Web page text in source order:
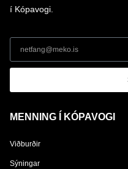
í Kópavogi.
MENNING Í KÓPAVOGI
Viðburðir
Sýningar